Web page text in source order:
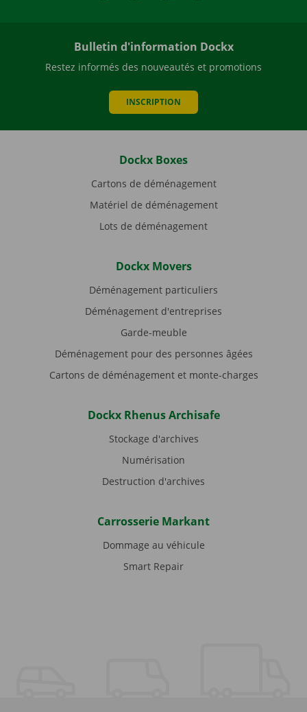
Bulletin d'information Dockx
Restez informés des nouveautés et promotions
INSCRIPTION
Dockx Boxes
Cartons de déménagement
Matériel de déménagement
Lots de déménagement
Dockx Movers
Déménagement particuliers
Déménagement d'entreprises
Garde-meuble
Déménagement pour des personnes âgées
Cartons de déménagement et monte-charges
Dockx Rhenus Archisafe
Stockage d'archives
Numérisation
Destruction d'archives
Carrosserie Markant
Dommage au véhicule
Smart Repair